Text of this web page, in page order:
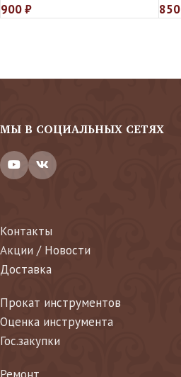
900₽ 850
МЫ В СОЦИАЛЬНЫХ СЕТЯХ
Контакты
Акции / Новости
Доставка
Прокат инструментов
Оценка инструмента
Гос.закупки